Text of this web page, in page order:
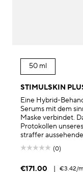
50 ml
STIMULSKIN
Eine Hybrid-
Serums mit dem
Maske verbindet.
Protokollen
straffer
(0)
€171.00 | €3.42/